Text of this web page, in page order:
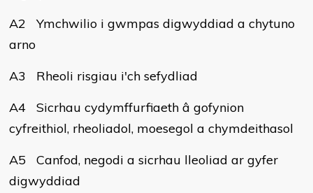
A2 Ymchwilio i gwmpas digwyddiad a chytuno
arno
A3 Rheoli risgiau i'ch sefydliad
A4 Sicrhau cydymffurfiaeth â gofynion
cyfreithiol, rheoliadol, moesegol a chymdeithasol
A5 Canfod, negodi a sicrhau lleoliad ar gyfer
digwyddiad